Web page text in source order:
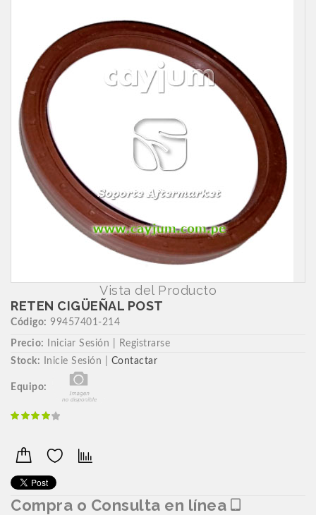
Vista del Producto
RETEN CIGÜEÑAL POST
Código: 99457401-214
Precio:
Iniciar Sesión | Registrarse
Stock: Inicie Sesión | Contactar
Equipo:
Compra o Consulta en línea